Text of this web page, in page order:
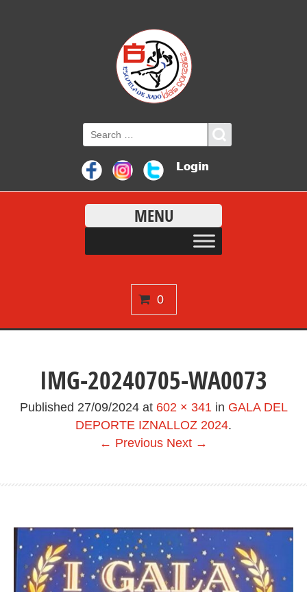
MENU
0
IMG-20240705-WA0073
Published 27/09/2024at 602 × 341in GALA DEL
DEPORTE IZNALLOZ 2024.
← Previous Next →